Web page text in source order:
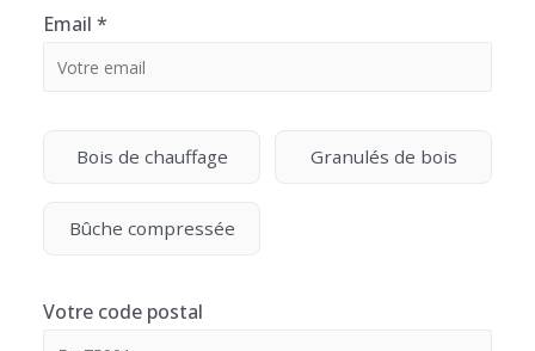
Email *
Bois de chauffage Granulés de bois
Bûche compressée
Votre code postal